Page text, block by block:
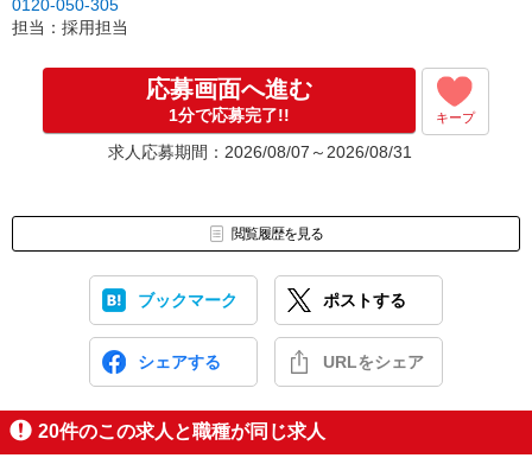
お気軽にご応募ください♪
0120-050-305
担当：採用担当
応募画面へ進む
1分で応募完了!! キープ
求人応募期間：2026/08/07～2026/08/31
閲覧履歴を見る
ブックマーク ポストする
シェアする URLをシェア
20件のこの求人と職種が同じ求人